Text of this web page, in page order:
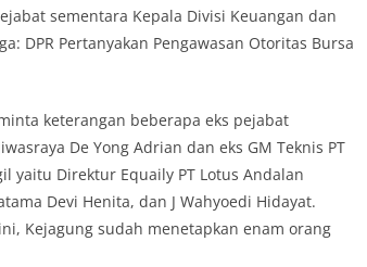
sementara Kepala Divisi Keuangan dan
DPR Pertanyakan Pengawasan Otoritas Bursa
keterangan beberapa eks pejabat
De Yong Adrian dan eks GM Teknis PT
yaitu Direktur Equaily PT Lotus Andalan
Devi Henita, dan J Wahyoedi Hidayat.
Kejagung sudah menetapkan enam orang